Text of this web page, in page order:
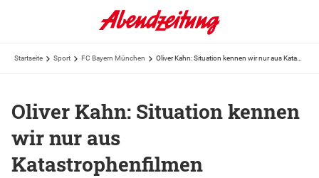
Startseite Sport FC Bayern München
Oliver Kahn: Situation kennen
wir nur aus
Katastrophenfilmen